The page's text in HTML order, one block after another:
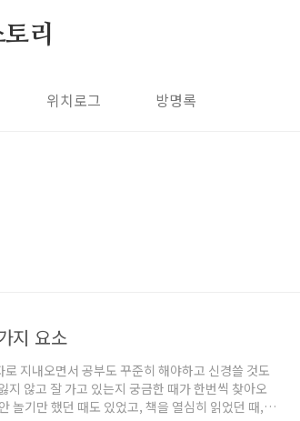
리
위치로그 방명록
지 요소
지내오면서 공부도 꾸준히 해야하고 신경쓸 것도
지 않고 잘 가고 있는지 궁금한 때가 한번씩 찾아오
놀기만 했던 때도 있었고, 책을 열심히 읽었던 때, 커